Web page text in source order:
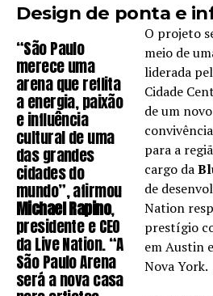
Design de ponta e
“São Paulo
merece uma
arena que reflita
a energia, paixão
e influência
cultural de uma
das grandes
cidades do
mundo”, afirmou
Michael Rapino,
presidente e CEO
da Live Nation. “A
São Paulo Arena
será a nova casa
O projeto
meio de
liderada
Cidade
de um
para a
cargo da
de
Nation
prestígio
em Austin
Nova York.